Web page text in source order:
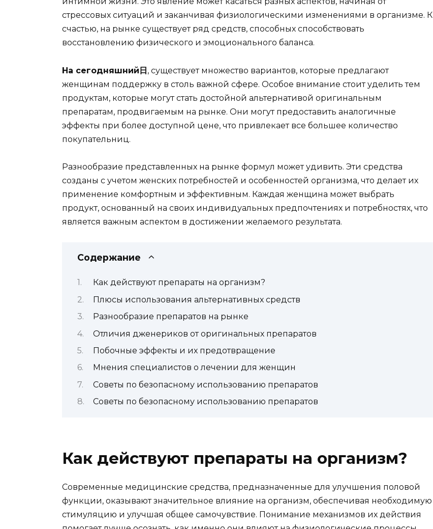
стрессовых ситуаций и заканчивая физиологическими изменениями в организме. К
счастью, на рынке существует ряд средств, способных способствовать
восстановлению физического и эмоционального баланса.
На сегодняшний日, существует множество вариантов, которые предлагают
женщинам поддержку в столь важной сфере. Особое внимание стоит уделить тем
продуктам, которые могут стать достойной альтернативой оригинальным
препаратам, продвигаемым на рынке. Они могут предоставить аналогичные
эффекты при более доступной цене, что привлекает все большее количество
покупательниц.
Разнообразие представленных на рынке формул может удивить. Эти средства
созданы с учетом женских потребностей и особенностей организма, что делает их
применение комфортным и эффективным. Каждая женщина может выбрать
продукт, основанный на своих индивидуальных предпочтениях и потребностях, что
является важным аспектом в достижении желаемого результата.
Содержание
Как действуют препараты на организм?
Плюсы использования альтернативных средств
Разнообразие препаратов на рынке
Отличия дженериков от оригинальных препаратов
Побочные эффекты и их предотвращение
Мнения специалистов о лечении для женщин
Советы по безопасному использованию препаратов
Советы по безопасному использованию препаратов
Как действуют препараты на организм?
Современные медицинские средства, предназначенные для улучшения половой
функции, оказывают значительное влияние на организм, обеспечивая необходимую
стимуляцию и улучшая общее самочувствие. Понимание механизмов их действия